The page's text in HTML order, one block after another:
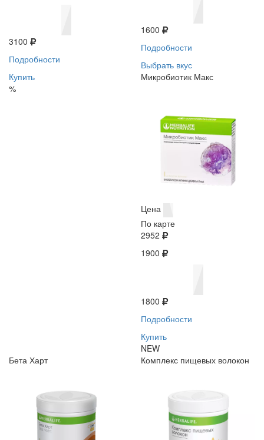
3100
Подробности
Купить
%
1600
Подробности
Выбрать вкус
Микробиотик Макс
Цена
По карте
2952
1900
1800
Подробности
Купить
NEW
Бета Харт
Комплекс пищевых волокон